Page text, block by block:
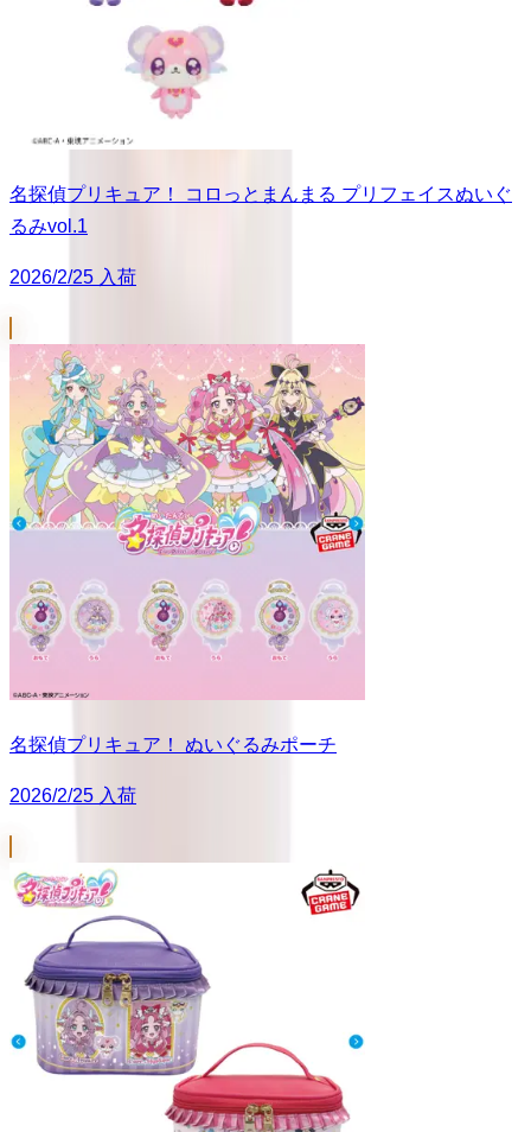
名探偵プリキュア！ コロっとまんまる プリフェイスぬいぐ
るみvol.1
2026/2/25 入荷
名探偵プリキュア！ ぬいぐるみポーチ
2026/2/25 入荷